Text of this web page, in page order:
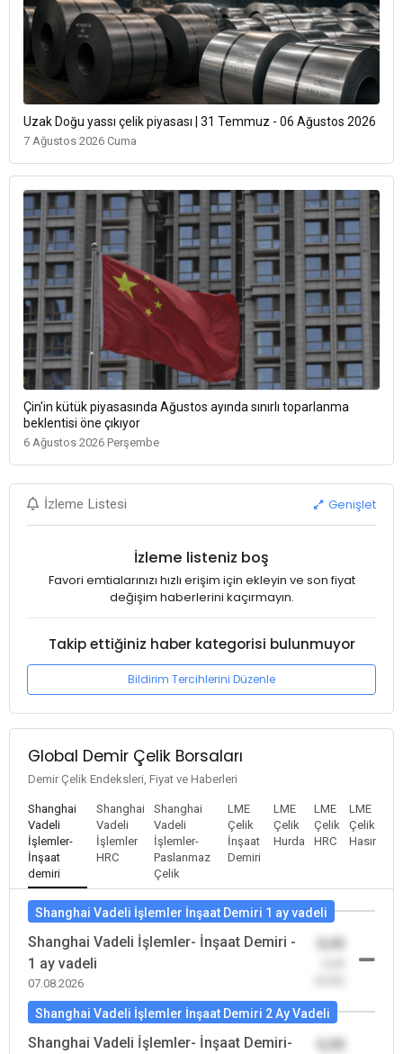
Uzak Doğu yassı çelik piyasası | 31 Temmuz - 06 Ağustos 2026
7 Ağustos 2026 Cuma
Çin'in kütük piyasasında Ağustos ayında sınırlı toparlanma
beklentisi öne çıkıyor
6 Ağustos 2026 Perşembe
İzleme Listesi Genişlet
İzleme listeniz boş
Favori emtialarınızı hızlı erişim için ekleyin ve son fiyat
değişim haberlerini kaçırmayın.
Takip ettiğiniz haber kategorisi bulunmuyor
Bildirim Tercihlerini Düzenle
Global Demir Çelik Borsaları
Demir Çelik Endeksleri, Fiyat ve Haberleri
Shanghai
Vadeli
İşlemler-
İnşaat
demiri
Shanghai
Vadeli
İşlemler
HRC
Shanghai
Vadeli
İşlemler-
Paslanmaz
Çelik
LME
Çelik
İnşaat
Demiri
LME
Çelik
Hurda
LME
Çelik
HRC
LME
Çelik
Hasır
Shanghai Vadeli İşlemler İnşaat Demiri 1 ay vadeli
Shanghai Vadeli İşlemler- İnşaat Demiri -
1 ay vadeli
07.08.2026
0,00
Shanghai Vadeli İşlemler İnşaat Demiri 2 Ay Vadeli
Shanghai Vadeli İşlemler- İnşaat Demiri-
0,00